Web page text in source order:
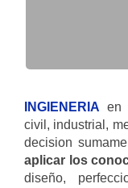
INGIENERIA en
civil, industrial,
decision
aplicar los
diseño,